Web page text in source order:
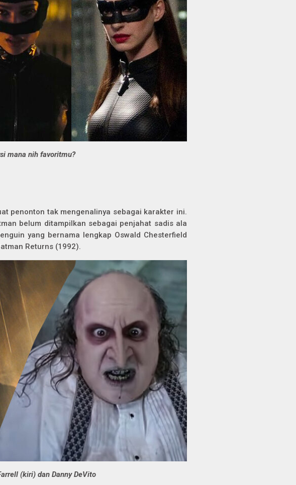
mana nih favoritmu?
penonton tak mengenalinya sebagai karakter ini.
belum ditampilkan sebagai penjahat sadis ala
yang bernama lengkap Oswald Chesterfield
Returns (1992).
(kiri) dan Danny DeVito